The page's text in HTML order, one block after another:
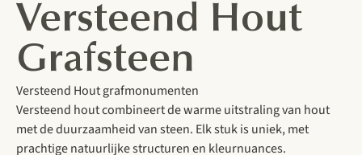
Versteend Hout
Grafsteen
Versteend Hout grafmonumenten
Versteend hout combineert de warme uitstraling van hout
met de duurzaamheid van steen. Elk stuk is uniek, met
prachtige natuurlijke structuren en kleurnuances.